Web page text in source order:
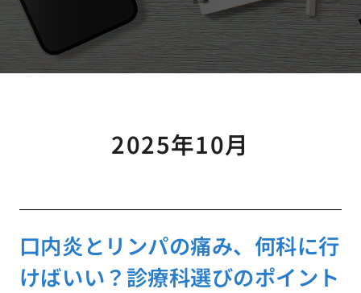
2025年10月
口内炎とリンパの痛み、何科に行
けばいい？診療科選びのポイント